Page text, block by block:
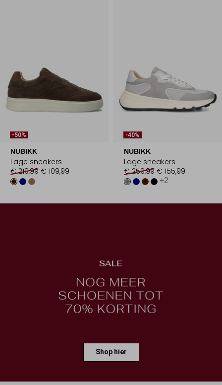
-50%
NUBIKK
Lage sneakers
€ 219,99 € 109,99
-40%
NUBIKK
Lage sneakers
€ 259,99 € 155,99
+2
Shop hier